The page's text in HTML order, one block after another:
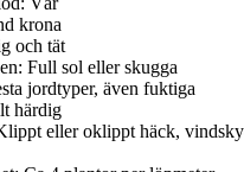
krona
och tät
Full sol eller skugga
jordtyper, även fuktiga
härdig
eller oklippt häck,